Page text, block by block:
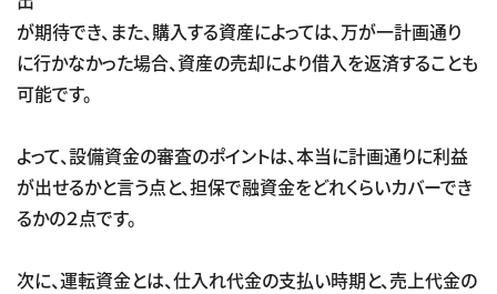
が期待でき、また、購入する資産によっては、万が一計画通り
に行かなかった場合、資産の売却により借入を返済することも
可能です。
よって、設備資金の審査のポイントは、本当に計画通りに利益
が出せるかと言う点と、担保で融資金をどれくらいカバーでき
るかの２点です。
次に、運転資金とは、仕入れ代金の支払い時期と、売上代金の